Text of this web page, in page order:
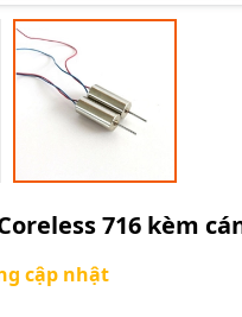
716 kèm
cập nhật